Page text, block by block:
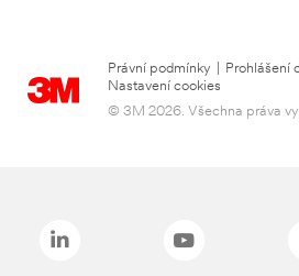
Právní podmínky Prohlášení
Nastavení cookies
© 3M 2026. Všechna práva